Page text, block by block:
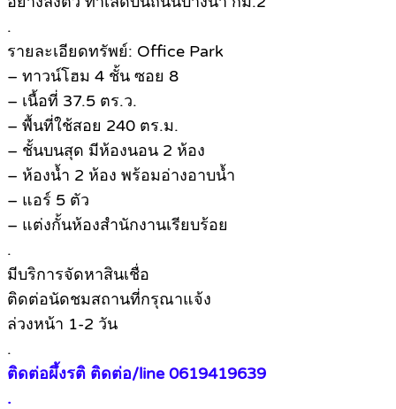
.
รายละเอียดทรัพย์: Office Park
– ทาวน์โฮม 4 ชั้น ซอย 8
– เนื้อที่ 37.5 ตร.ว.
– พื้นที่ใช้สอย 240 ตร.ม.
– ชั้นบนสุด มีห้องนอน 2 ห้อง
– ห้องน้ำ 2 ห้อง พร้อมอ่างอาบน้ำ
– แอร์ 5 ตัว
– แต่งกั้นห้องสำนักงานเรียบร้อย
.
มีบริการจัดหาสินเชื่อ
ติดต่อนัดชมสถานที่กรุณาแจ้ง
ล่วงหน้า 1-2 วัน
.
ติดต่อผึ้งรติ ติดต่อ/line 0619419639
.